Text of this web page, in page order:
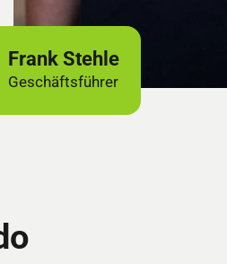
Frank Stehle
Geschäftsführer